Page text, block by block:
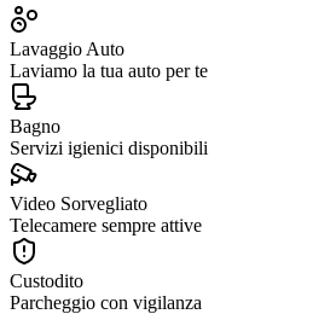
Lavaggio Auto
Laviamo la tua auto per te
Bagno
Servizi igienici disponibili
Video Sorvegliato
Telecamere sempre attive
Custodito
Parcheggio con vigilanza